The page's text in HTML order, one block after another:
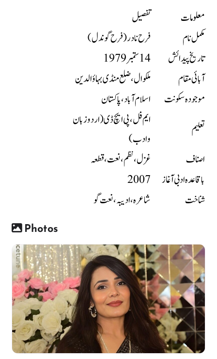
معلومات
تفصیل
مکمل نام
فرح نادر (فرح گوندل)
تاریخ پیدائش
14 ستمبر 1979
آبائی مقام
ملکوال، ضلع منڈی بہاؤالدین
موجودہ سکونت
اسلام آباد، پاکستان
تعلیم
ایم فل، پی ایچ ڈی (اردو زبان
و ادب)
اصناف
غزل، نظم، نعت، قطعہ
باقاعدہ ادبی آغاز
2007
شناخت
شاعرہ، ادیبہ، نعت گو
Photos